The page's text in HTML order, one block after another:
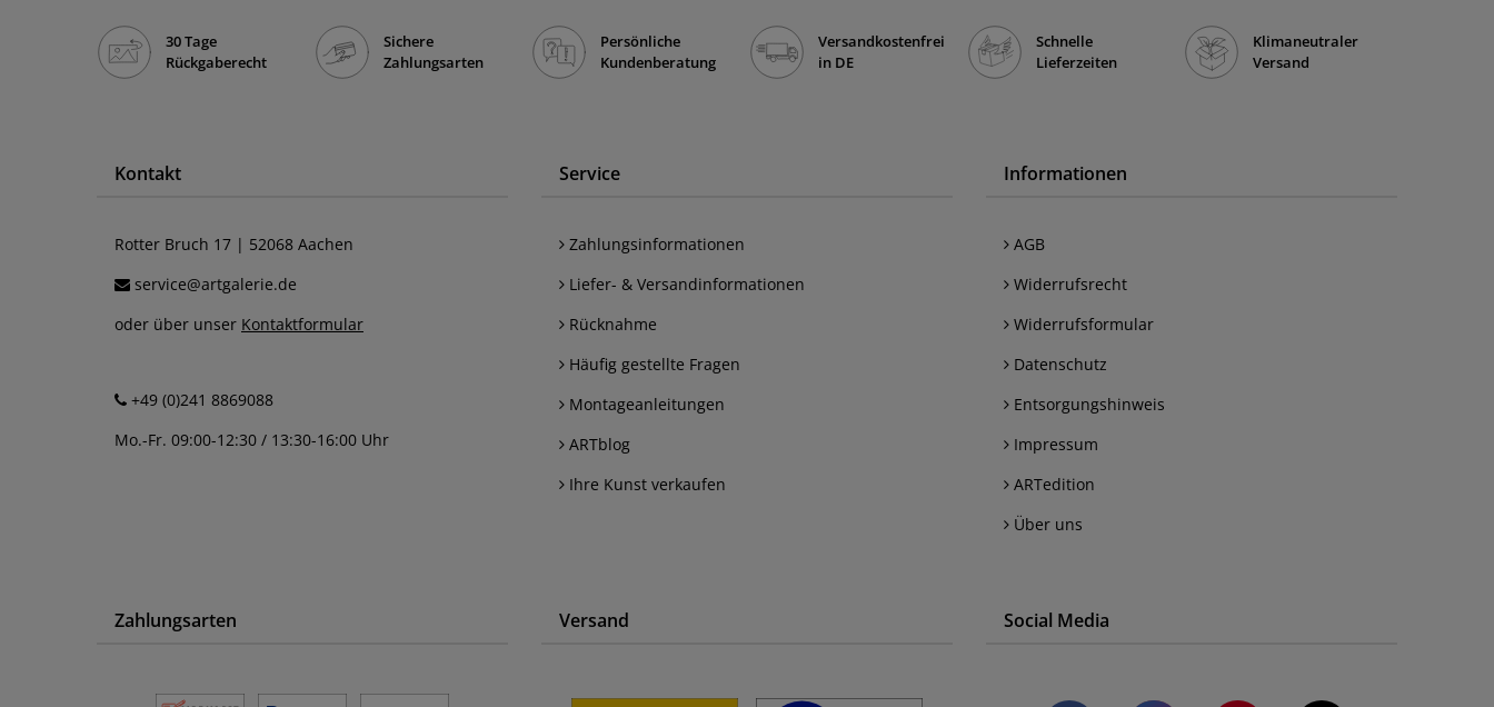
30 Tage
Rückgaberecht
Sichere
Zahlungsarten
Persönliche
Kundenberatung
Versandkostenfrei
in DE
Schnelle
Lieferzeiten
Klimaneutraler
Versand
Kontakt
Rotter Bruch 17 | 52068 Aachen
service@artgalerie.de
oder über unser Kontaktformular
+49 (0)241 8869088
Mo.-Fr. 09:00-12:30 / 13:30-16:00 Uhr
Service
Zahlungsinformationen
Liefer- & Versandinformationen
Rücknahme
Häufig gestellte Fragen
Montageanleitungen
ARTblog
Ihre Kunst verkaufen
Informationen
AGB
Widerrufsrecht
Widerrufsformular
Datenschutz
Entsorgungshinweis
Impressum
ARTedition
Über uns
Zahlungsarten Versand Social Media